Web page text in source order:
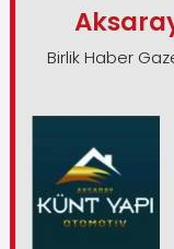
Birlik Haber